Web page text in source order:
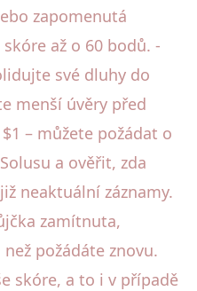
zapomenutá
až o 60 bodů. -
své dluhy do
menší úvěry před
– můžete požádat o
a ověřit, zda
neaktuální záznamy.
zamítnuta,
požádáte znovu.
skóre, a to i v případě